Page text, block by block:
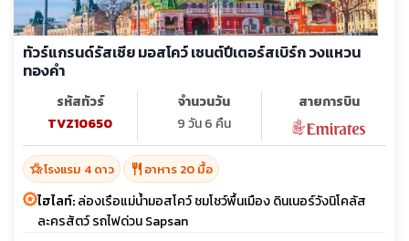
ทัวร์แกรนด์รัสเซีย มอสโคว์ เซนต์ปีเตอร์สเบิร์ก วงแหวน
ทองคำ
รหัสทัวร์
TVZ10650
จำนวนวัน
9 วัน 6 คืน
สายการบิน
hotel_classโรงแรม 4 ดาว restaurant อาหาร 20 มื้อ
ไฮไลท์:ล่องเรือแม่น้ำมอสโคว์ ชมโชว์พื้นเมือง ดินเนอร์วังนิโคลัส
ละครสัตว์ รถไฟด่วน Sapsan